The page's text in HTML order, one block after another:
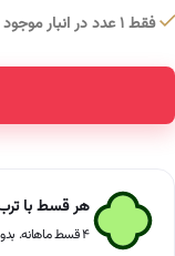
فقط 1 عدد در انبار موجود است
هر قسط با
۴ قسط ماهانه. بدون سود، چک و ضامن.